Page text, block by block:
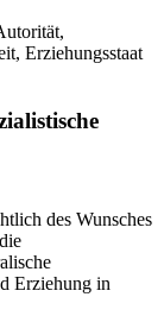
Erziehungsstaat
des Wunsches
Erziehung in